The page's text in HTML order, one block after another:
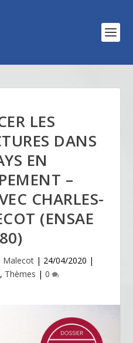
LES
DANS
EN
–
CHARLES-
(ENSAE
Malecot | 24/04/2020 |
, Thèmes | 0